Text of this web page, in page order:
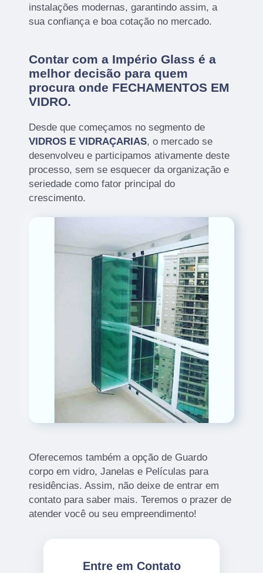
instalações modernas, garantindo assim, a
sua confiança e boa cotação no mercado.
Contar com a Império Glass é a
melhor decisão para quem
procura onde FECHAMENTOS EM
VIDRO.
Desde que começamos no segmento de
VIDROS E VIDRAÇARIAS, o mercado se
desenvolveu e participamos ativamente deste
processo, sem se esquecer da organização e
seriedade como fator principal do
crescimento.
Oferecemos também a opção de Guardo
corpo em vidro, Janelas e Películas para
residências. Assim, não deixe de entrar em
contato para saber mais. Teremos o prazer de
atender você ou seu empreendimento!
Entre em Contato